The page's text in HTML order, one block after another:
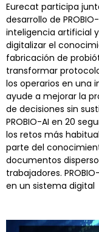
Eurecat participa
desarrollo de
inteligencia artificial
digitalizar el
fabricación de
transformar
los operarios en una
ayude a mejorar la
de decisiones sin
PROBIO-AI en 20
los retos más
parte del
documentos
trabajadores.
en un sistema digital